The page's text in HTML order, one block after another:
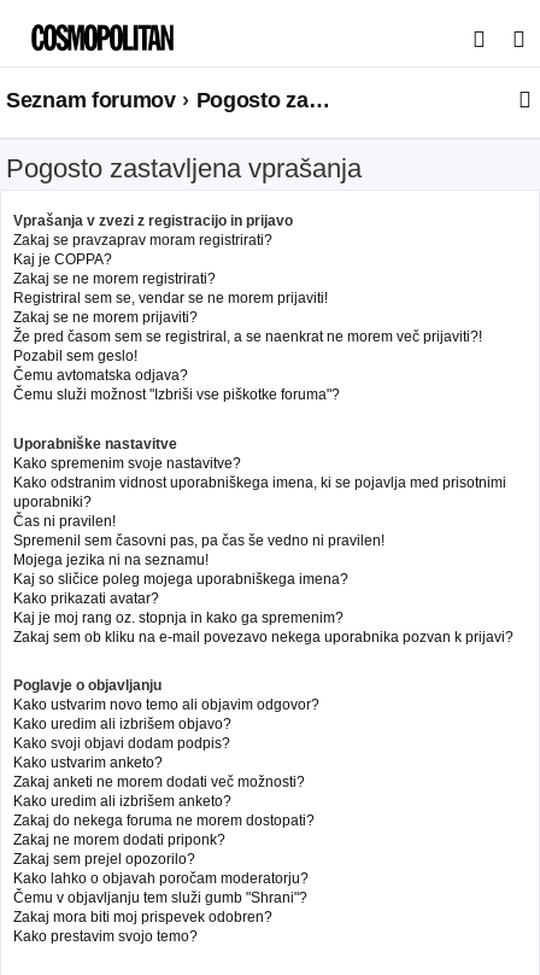
s
a
Seznam forumov Pogosto zastavljena vprašanja
Pogosto zastavljena vprašanja
Vprašanja v zvezi z registracijo in prijavo
Zakaj se pravzaprav moram registrirati?
Kaj je COPPA?
Zakaj se ne morem registrirati?
Registriral sem se, vendar se ne morem prijaviti!
Zakaj se ne morem prijaviti?
Že pred časom sem se registriral, a se naenkrat ne morem več prijaviti?!
Pozabil sem geslo!
Čemu avtomatska odjava?
Čemu služi možnost "Izbriši vse piškotke foruma"?
Uporabniške nastavitve
Kako spremenim svoje nastavitve?
Kako odstranim vidnost uporabniškega imena, ki se pojavlja med prisotnimi
uporabniki?
Čas ni pravilen!
Spremenil sem časovni pas, pa čas še vedno ni pravilen!
Mojega jezika ni na seznamu!
Kaj so sličice poleg mojega uporabniškega imena?
Kako prikazati avatar?
Kaj je moj rang oz. stopnja in kako ga spremenim?
Zakaj sem ob kliku na e-mail povezavo nekega uporabnika pozvan k prijavi?
Poglavje o objavljanju
Kako ustvarim novo temo ali objavim odgovor?
Kako uredim ali izbrišem objavo?
Kako svoji objavi dodam podpis?
Kako ustvarim anketo?
Zakaj anketi ne morem dodati več možnosti?
Kako uredim ali izbrišem anketo?
Zakaj do nekega foruma ne morem dostopati?
Zakaj ne morem dodati priponk?
Zakaj sem prejel opozorilo?
Kako lahko o objavah poročam moderatorju?
Čemu v objavljanju tem služi gumb "Shrani"?
Zakaj mora biti moj prispevek odobren?
Kako prestavim svojo temo?